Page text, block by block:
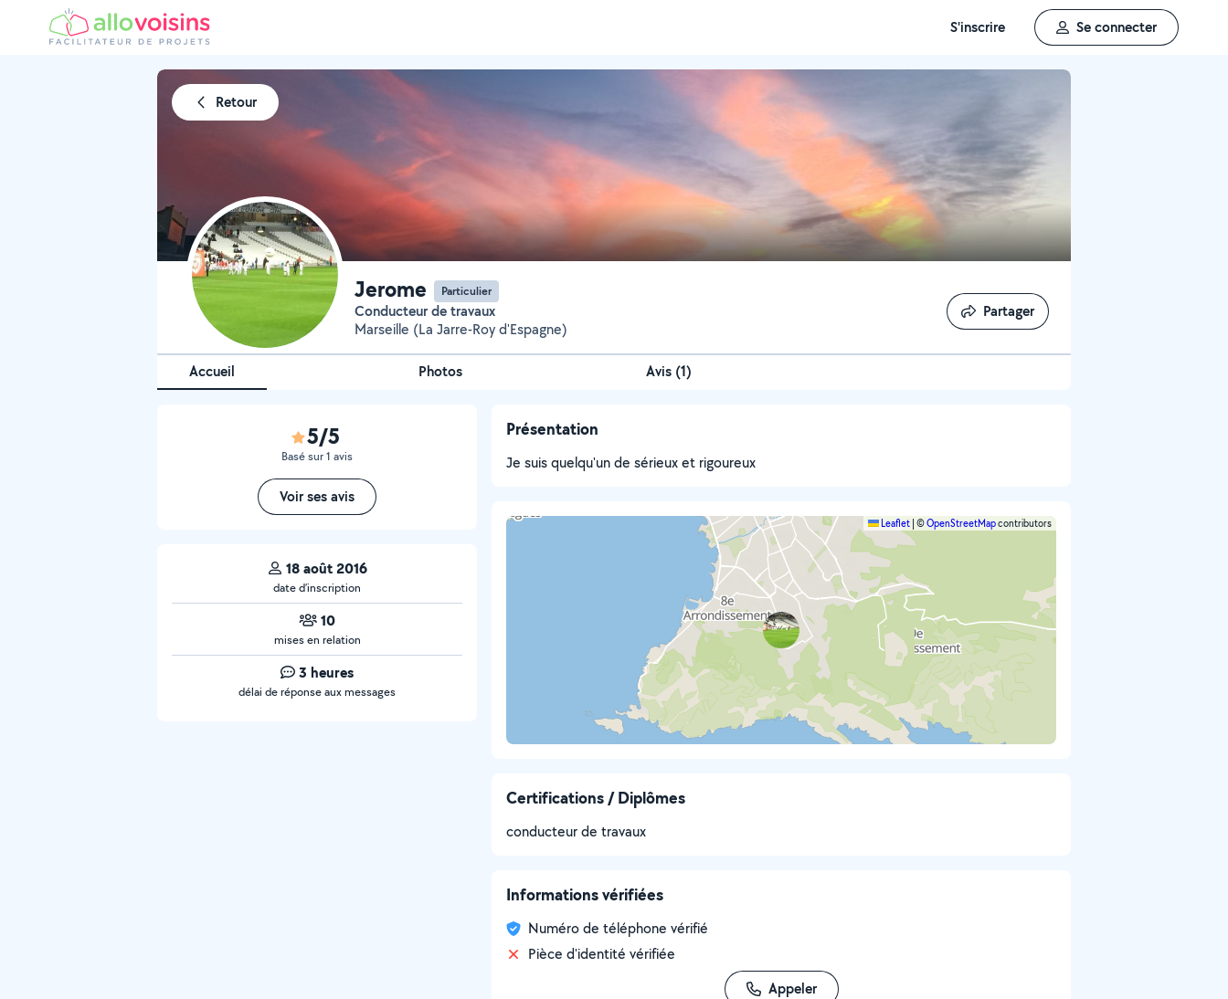
S'inscrire Se connecter
Retour
Jerome Particulier
Conducteur de travaux
Marseille (La Jarre-Roy d'Espagne)
Partager
Partager
Accueil Photos Avis (1)
5/5
Basé sur 1 avis
Voir ses avis
18 août 2016
date d’inscription
10
mises en relation
3 heures
délai de réponse aux messages
Présentation
Je suis quelqu'un de sérieux et rigoureux
Leaflet ©OpenStreetMapcontributors
Certifications / Diplômes
conducteur de travaux
Informations vérifiées
Numéro de téléphone vérifié
Pièce d'identité vérifiée
Appeler